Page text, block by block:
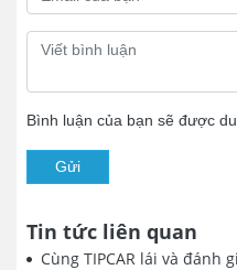
Bình luận của bạn sẽ được
Gửi
Tin tức liên quan
Cùng TIPCAR lái và đánh